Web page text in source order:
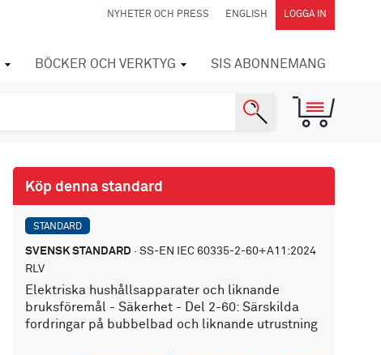
NYHETER OCH PRESS ENGLISH LOGGA IN
BÖCKER OCH VERKTYG SIS ABONNEMANG
Köp denna standard
STANDARD
SVENSK STANDARD · SS-EN IEC 60335-2-60+A11:2024
RLV
Elektriska hushållsapparater och liknande
bruksföremål - Säkerhet - Del 2-60: Särskilda
fordringar på bubbelbad och liknande utrustning